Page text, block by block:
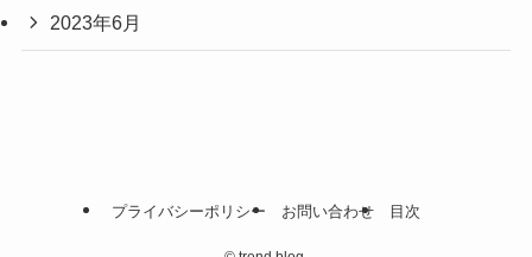
2023年6月
プライバシーポリシー お問い合わせ 目次